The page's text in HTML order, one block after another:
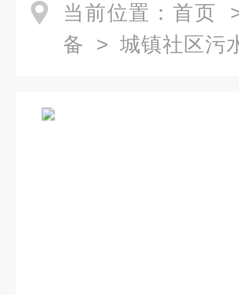
当前位置： 首页
备 > 城镇社区污